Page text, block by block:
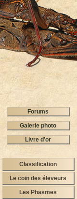
Forums
Galerie photo
Livre d'or
Classification
Le coin des éleveurs
Les Phasmes